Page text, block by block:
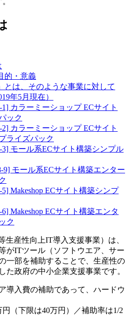
的・意義
とは、そのような事業に対して
年5月現在）
1] カラーミーショップ ECサイト
ック
2] カラーミーショップ ECサイト
ライズパック
3] モール系ECサイト構築シンプル
9] モール系ECサイト構築エンター
5] Makeshop ECサイト構築シンプ
Makeshop ECサイト構築エンタ
ク
生産性向上IT導入支援事業）は、
がITツール（ソフトウエア、サー
一部を補助することで、生産性の
た政府の中小企業支援事業です。
導入費の補助であって、ハードウ
円（下限は40万円）／補助率は1/2